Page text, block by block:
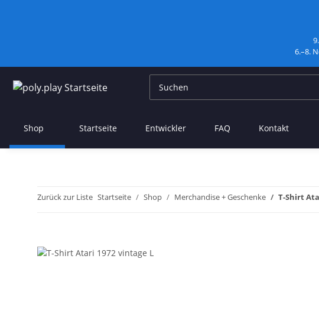
6.–8.
Shop Startseite Entwickler FAQ Kontakt
Zurück zur Liste Startseite Shop Merchandise + Geschenke T-Shirt